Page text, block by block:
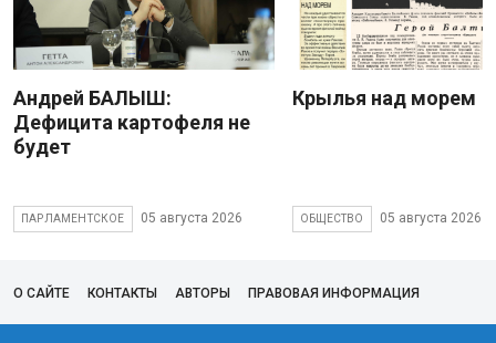
Андрей БАЛЫШ:
Дефицита картофеля не
будет
ПАРЛАМЕНТСКОЕ 05 августа 2026
Крылья над морем
ОБЩЕСТВО 05 августа 2026
О САЙТЕ КОНТАКТЫ АВТОРЫ ПРАВОВАЯ ИНФОРМАЦИЯ